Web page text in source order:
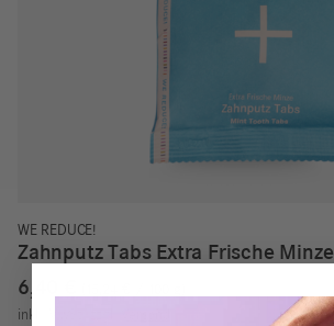
WE REDUCE!
Zahnputz Tabs Extra Frische Minze
6,40
inkl. MwSt.